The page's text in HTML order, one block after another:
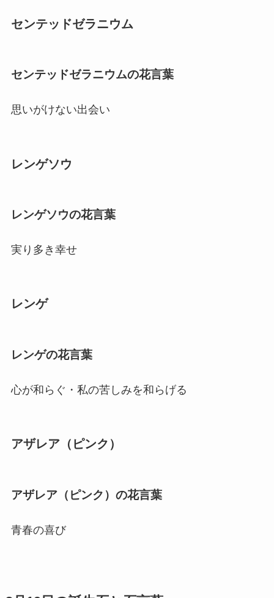
センテッドゼラニウム
センテッドゼラニウムの花言葉
思いがけない出会い
レンゲソウ
レンゲソウの花言葉
実り多き幸せ
レンゲ
レンゲの花言葉
心が和らぐ・私の苦しみを和らげる
アザレア（ピンク）
アザレア（ピンク）の花言葉
青春の喜び